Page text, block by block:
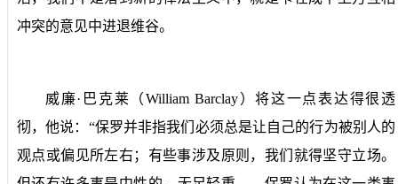
冲突的意见中进退维谷。
威廉·巴克莱（William Barclay）将这一点表达得很透
彻，他说：“保罗并非指我们必须总是让自己的行为被别人的
观点或偏见所左右；有些事涉及原则，我们就得坚守立场。